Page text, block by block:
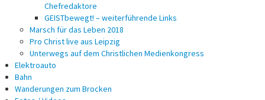
Chefredaktore
GEISTbewegt! – weiterführende Links
Marsch für das Leben 2018
Pro Christ live aus Leipzig
Unterwegs auf dem Christlichen Medienkongress
Elektroauto
Bahn
Wanderungen zum Brocken